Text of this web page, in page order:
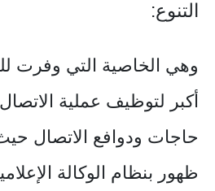
التنوع:
وهي الخاصية التي وفرت
أكبر لتوظيف عملية
حاجات ودوافع الاتصال
ظهور بنظام الوكالة